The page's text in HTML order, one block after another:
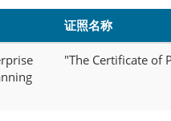
证照名称
"The Certificate of